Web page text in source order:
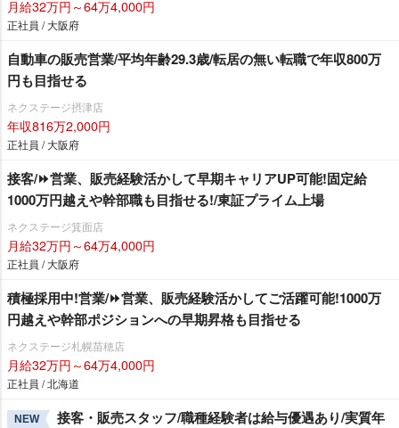
月給32万円～64万4,000円
正社員 / 大阪府
自動車の販売営業/平均年齢29.3歳/転居の無い転職で年収800万
円も目指せる
ネクステージ摂津店
年収816万2,000円
正社員 / 大阪府
接客/⏩️営業、販売経験活かして早期キャリアUP可能!固定給
1000万円越えや幹部職も目指せる!/東証プライム上場
ネクステージ箕面店
月給32万円～64万4,000円
正社員 / 大阪府
積極採用中!営業/⏩️営業、販売経験活かしてご活躍可能!1000万
円越えや幹部ポジションへの早期昇格も目指せる
ネクステージ札幌苗穂店
月給32万円～64万4,000円
正社員 / 北海道
NEW
接客・販売スタッフ/職種経験者は給与優遇あり/実質年